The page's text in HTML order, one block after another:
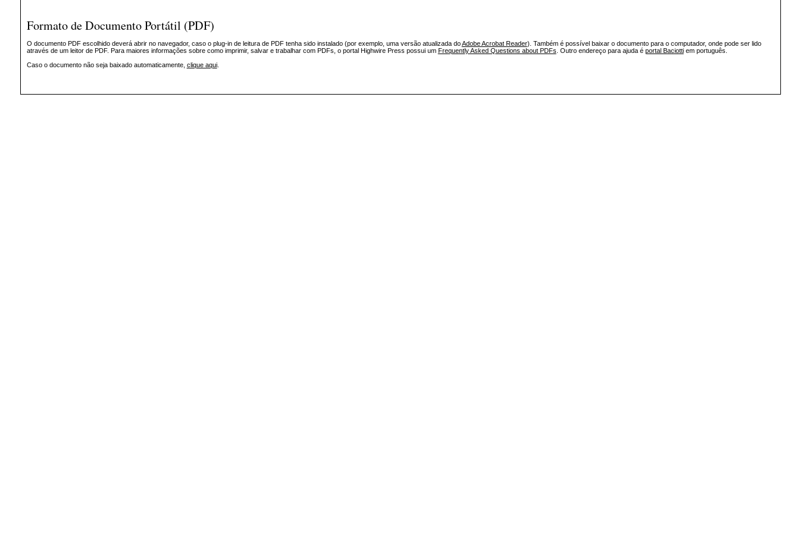
Formato de Documento Portátil (PDF)
O documento PDF escolhido deverá abrir no navegador, caso o plug-in de leitura de PDF tenha sido instalado (por exemplo, uma versão atualizada doAdobe Acrobat Reader). Também é possível baixar o documento para o computador, onde pode ser lido
através de um leitor de PDF. Para maiores informações sobre como imprimir, salvar e trabalhar com PDFs, o portal Highwire Press possui um Frequently Asked Questions about PDFs . Outro endereço para ajuda é portal Baciottiem português.
Caso o documento não seja baixado automaticamente, clique aqui.